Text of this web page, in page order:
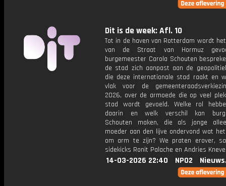
Dit is de week: Afl. 10
Tot in de haven van Rotterdam wordt
van de Straat van Hormuz
burgemeester Carola Schouten
de stad zich aanpast aan de
die deze internationale stad raakt en
vlak voor de
2026, over de armoede die op veel
stad wordt gevoeld. Welke rol
daarin en welk verschil kan
Schouten maken, die als jonge
moeder aan den lijve ondervond wat
om arm te zijn? We praten erover,
sidekicks Ronit Palache en Andries
14-03-2026 22:40 NPO2